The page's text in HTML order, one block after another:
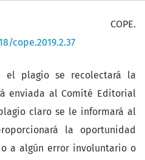
COPE.
cope.2019.2.37
el plagio se recolectará la
enviada al Comité Editorial
claro se le informará al
la oportunidad
a algún error involuntario o